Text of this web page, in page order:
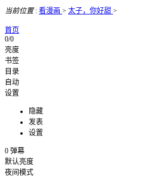
当前位置: 看漫画 > 太子，你好甜 >
首页
0/0
亮度
书签
目录
自动
设置
隐藏
发表
设置
0 弹幕
默认亮度
夜间模式